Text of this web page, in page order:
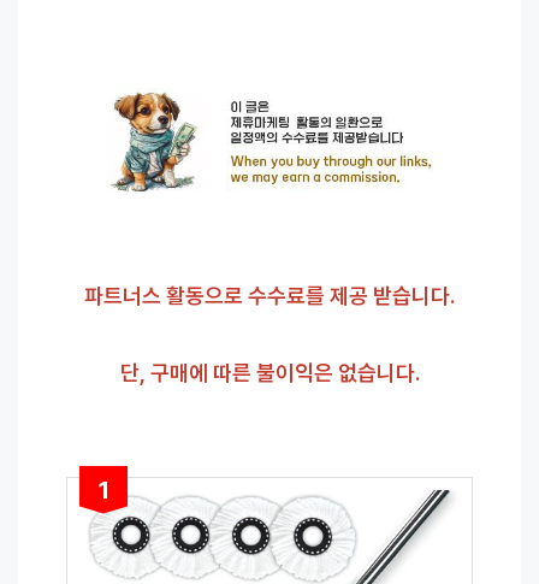
파트너스 활동으로 수수료를 제공 받습니다.
단, 구매에 따른 불이익은 없습니다.
1